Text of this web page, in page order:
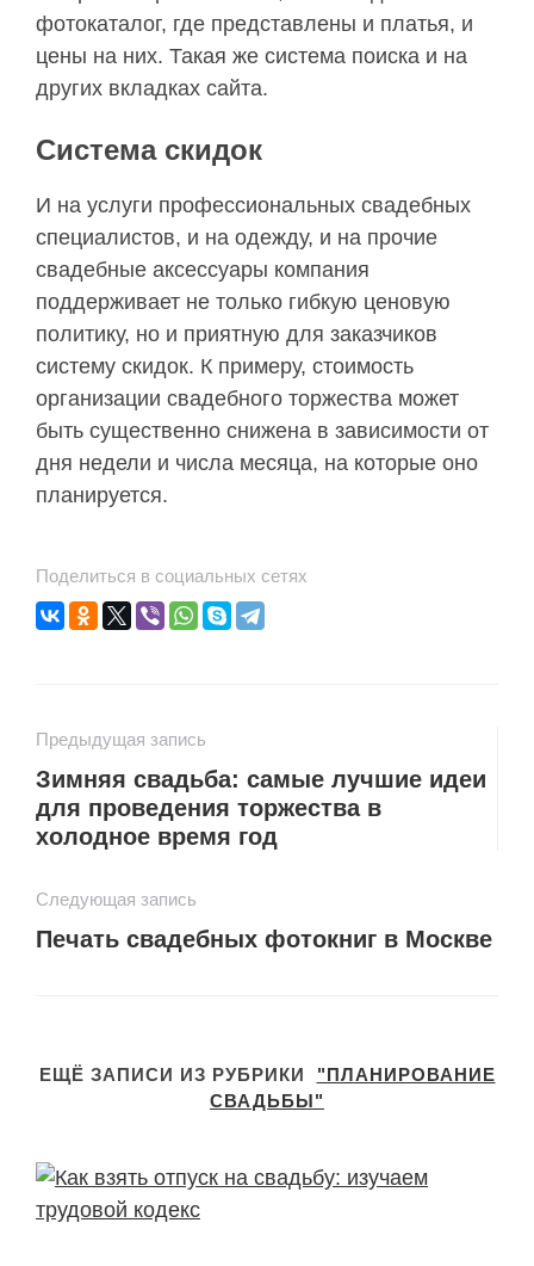
фотокаталог, где представлены и платья, и
цены на них. Такая же система поиска и на
других вкладках сайта.
Система скидок
И на услуги профессиональных свадебных
специалистов, и на одежду, и на прочие
свадебные аксессуары компания
поддерживает не только гибкую ценовую
политику, но и приятную для заказчиков
систему скидок. К примеру, стоимость
организации свадебного торжества может
быть существенно снижена в зависимости от
дня недели и числа месяца, на которые оно
планируется.
Поделиться в социальных сетях
Предыдущая запись
Зимняя свадьба: самые лучшие идеи
для проведения торжества в
холодное время год
Следующая запись
Печать свадебных фотокниг в Москве
ЕЩЁ ЗАПИСИ ИЗ РУБРИКИ "ПЛАНИРОВАНИЕ
СВАДЬБЫ"